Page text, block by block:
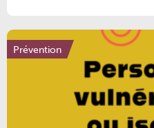
Prévention